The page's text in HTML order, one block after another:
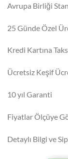
Avrupa Birliği
25 Günde Özel
Kredi Kartına
Ücretsiz Keşif
10 yıl Garanti
Fiyatlar Ölçüye
Detaylı Bilgi ve